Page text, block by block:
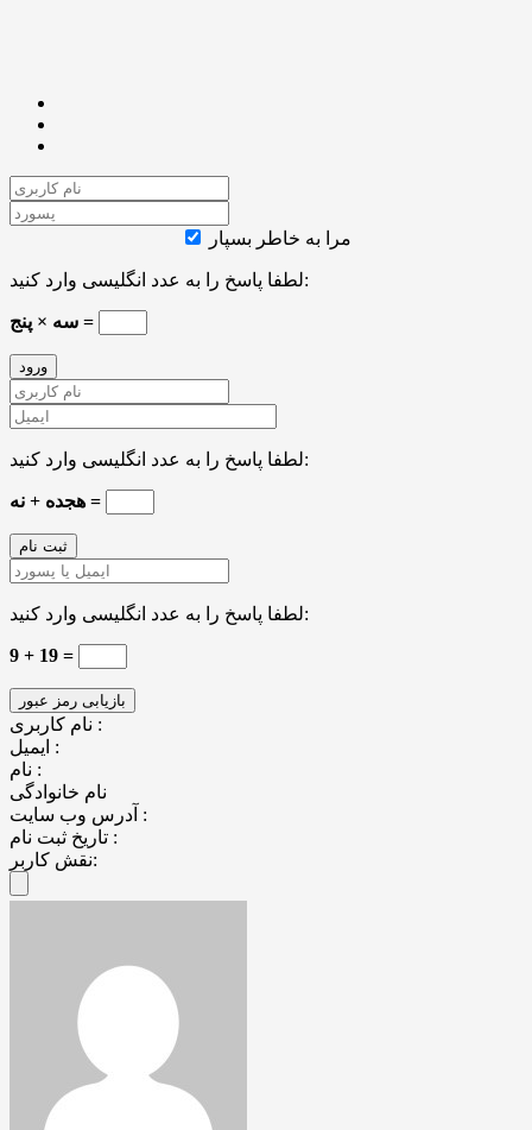
مرا به خاطر بسپار
لطفا پاسخ را به عدد انگلیسی وارد کنید:
سه × پنج =
لطفا پاسخ را به عدد انگلیسی وارد کنید:
هجده + نه =
لطفا پاسخ را به عدد انگلیسی وارد کنید:
9 + 19 =
نام کاربری :
ایمیل :
نام :
نام خانوادگی
آدرس وب سایت :
تاریخ ثبت نام :
نقش کاربر: